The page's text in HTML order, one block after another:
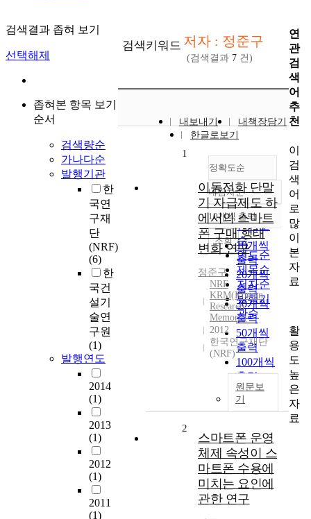
검색결과 좁혀 보기
선택해제
좁혀본 항목 보기
순서
검색량순
가나다순
발행기관
한
국연
구재
단
(NRF)
(6)
한
국건
설기
술연
구원
(1)
발행연도
2014
(1)
2013
(1)
2012
(1)
2011
(1)
검색키워드 저자 : 정준구
(검색결과 7 건)
내보내기
내책장담기
한글로보기
정확도순
정확도
순
인기도
순
연도순
제목순
저자순
발행기
관순
내림차순
내림차순
10개씩 출력
10개씩
출력
20개씩
출력
30개씩
출력
50개씩
출력
100개씩
출력
조회
1
이동전화 단말
기 자급제도 하
에서의 스마트
폰 구매 행태
변화 연구
정준구
NRF
KRM(Korean
Research
Memory)
2012
한국연구재단
(NRF)
원문보
기
2
스마트폰 운영
체제 속성이 스
마트폰 수용에
미치는 요인에
관한 연구
연
관
검
색
어
추
천
이
검
색
어
로
많
이
본
자
료
활
용
도
높
은
자
료